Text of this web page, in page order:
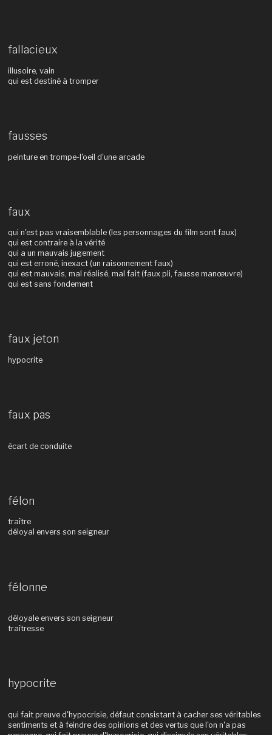
fallacieux
illusoire, vain
qui est destiné à tromper
fausses
peinture en trompe-l'oeil d'une arcade
faux
qui n'est pas vraisemblable (les personnages du film sont faux)
qui est contraire à la vérité
qui a un mauvais jugement
qui est erroné, inexact (un raisonnement faux)
qui est mauvais, mal réalisé, mal fait (faux pli, fausse manœuvre)
qui est sans fondement
faux jeton
hypocrite
faux pas
écart de conduite
félon
traître
déloyal envers son seigneur
félonne
déloyale envers son seigneur
traîtresse
hypocrite
qui fait preuve d'hypocrisie, défaut consistant à cacher ses véritables
sentiments et à feindre des opinions et des vertus que l'on n'a pas